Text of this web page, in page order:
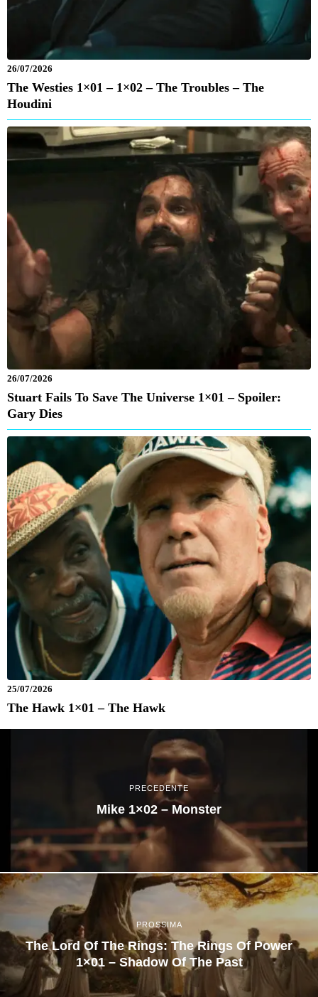
26/07/2026
The Westies 1×01 – 1×02 – The Troubles – The
Houdini
26/07/2026
Stuart Fails To Save The Universe 1×01 – Spoiler:
Gary Dies
25/07/2026
The Hawk 1×01 – The Hawk
PRECEDENTE
Mike 1×02 – Monster
PROSSIMA
The Lord Of The Rings: The Rings Of Power
1×01 – Shadow Of The Past